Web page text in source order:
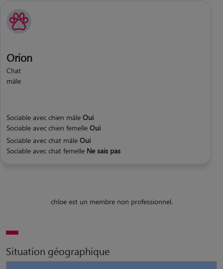
Orion
Chat
mâle
Sociable avec chien mâle Oui
Sociable avec chien femelle Oui
Sociable avec chat mâle Oui
Sociable avec chat femelle Ne sais pas
chloe est un membre non professionnel.
Situation géographique